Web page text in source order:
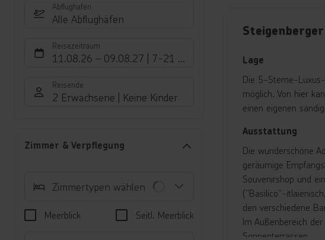
Abflughafen
Alle Abflughäfen
Reisezeitraum
11.08.26 – 09.08.27 7-21 Nächte
Reisende
2 Erwachsene Keine Kinder
Zimmer & Verpflegung
Zimmertypen wählen
Meerblick Seitl. Meerblick
Lage
Die 5-Sterne-
möglich. Von hier
einen eigenen
Ausstattung
Die wunderschöne
geräumige
Souvenirshop und
("Basilico"-
den verschiedene
Im Außenbereich
Sonnenterrassen.